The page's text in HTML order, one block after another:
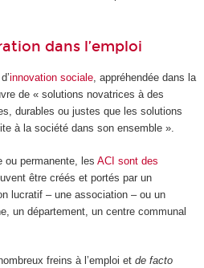
dans l’emploi
innovation sociale, appréhendée dans la
de « solutions novatrices à des
durables ou justes que les solutions
à la société dans son ensemble ».
ou permanente, les ACI sont des
être créés et portés par un
lucratif – une association – ou un
un département, un centre communal
freins à l’emploi et de facto